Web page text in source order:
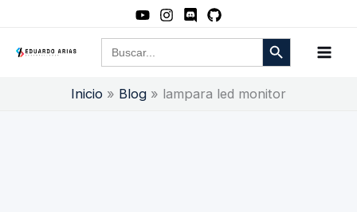
contenido
Buscar: Botón de búsqueda
Inicio Blog lampara led monitor